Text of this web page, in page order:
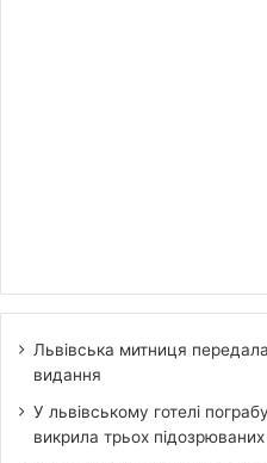
Львівська митниця
видання
У львівському готелі
викрила трьох підозрюваних